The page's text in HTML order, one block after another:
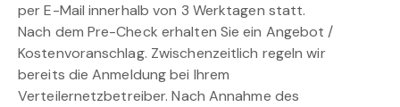
per E-Mail innerhalb von 3 Werktagen statt.
Nach dem Pre-Check erhalten Sie ein Angebot /
Kostenvoranschlag. Zwischenzeitlich regeln wir
bereits die Anmeldung bei Ihrem
Verteilernetzbetreiber. Nach Annahme des